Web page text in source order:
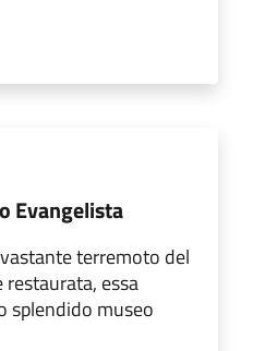
Evangelista
terremoto del
essa
splendido museo